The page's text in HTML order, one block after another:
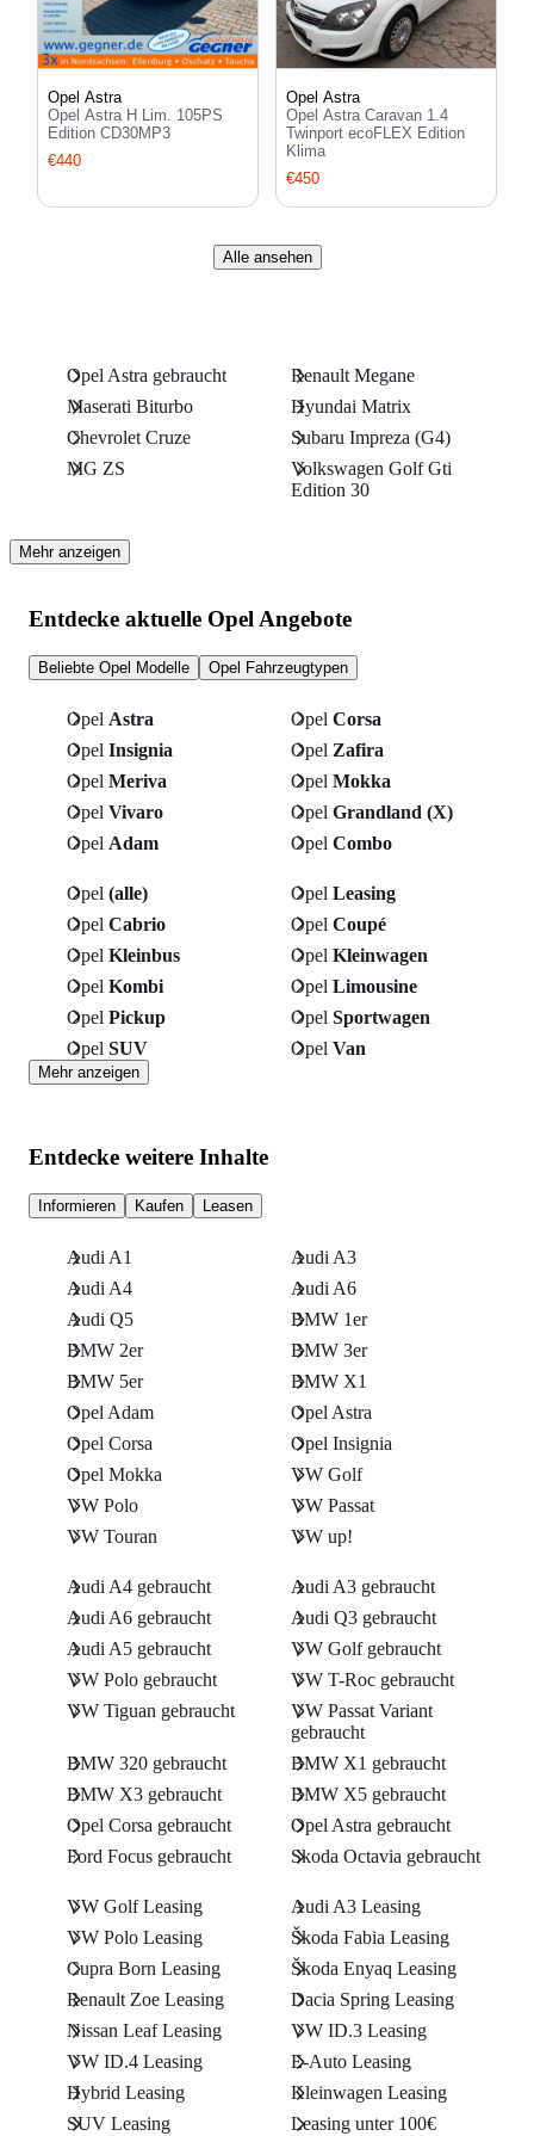
Opel Astra
Opel Astra H Lim. 105PS
Edition CD30MP3
€440
Opel Astra
Opel Astra Caravan 1.4
Twinport ecoFLEX Edition
Klima
€450
Alle ansehen
Opel Astra gebraucht
Renault Megane
Maserati Biturbo
Hyundai Matrix
Chevrolet Cruze
Subaru Impreza (G4)
MG ZS
Volkswagen Golf Gti
Edition 30
Mehr anzeigen
Entdecke aktuelle Opel Angebote
Beliebte Opel Modelle Opel Fahrzeugtypen
Opel Astra Opel Corsa
Opel Insignia Opel Zafira
Opel Meriva Opel Mokka
Opel Vivaro Opel Grandland (X)
Opel Adam Opel Combo
Opel (alle) Opel Leasing
Opel Cabrio Opel Coupé
Opel Kleinbus Opel Kleinwagen
Opel Kombi Opel Limousine
Opel Pickup Opel Sportwagen
Opel SUV Opel Van
Mehr anzeigen
Entdecke weitere Inhalte
Informieren Kaufen Leasen
Audi A1
Audi A3
Audi A4
Audi A6
Audi Q5
BMW 1er
BMW 2er
BMW 3er
BMW 5er
BMW X1
Opel Adam
Opel Astra
Opel Corsa
Opel Insignia
Opel Mokka
VW Golf
VW Polo
VW Passat
VW Touran
VW up!
Audi A4 gebraucht
Audi A3 gebraucht
Audi A6 gebraucht
Audi Q3 gebraucht
Audi A5 gebraucht
VW Golf gebraucht
VW Polo gebraucht
VW T-Roc gebraucht
VW Tiguan gebraucht
VW Passat Variant
gebraucht
BMW 320 gebraucht
BMW X1 gebraucht
BMW X3 gebraucht
BMW X5 gebraucht
Opel Corsa gebraucht
Opel Astra gebraucht
Ford Focus gebraucht
Skoda Octavia gebraucht
VW Golf Leasing
Audi A3 Leasing
VW Polo Leasing
Škoda Fabia Leasing
Cupra Born Leasing
Škoda Enyaq Leasing
Renault Zoe Leasing
Dacia Spring Leasing
Nissan Leaf Leasing
VW ID.3 Leasing
VW ID.4 Leasing
E-Auto Leasing
Hybrid Leasing
Kleinwagen Leasing
SUV Leasing
Leasing unter 100€